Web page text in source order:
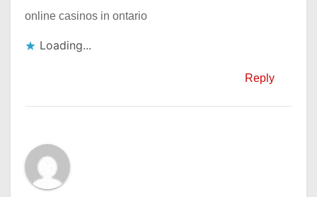
online casinos in ontario
Loading...
Reply